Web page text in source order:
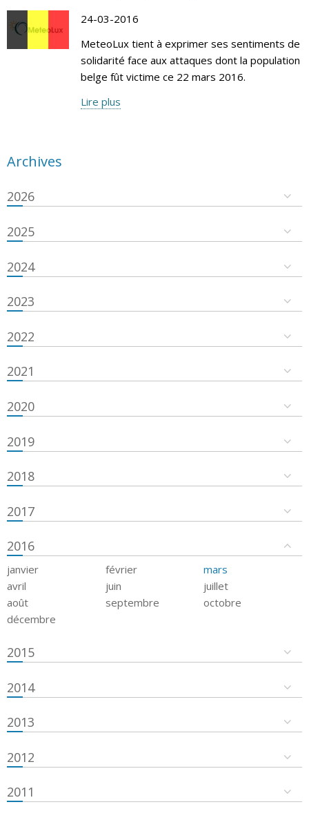
24-03-2016
MeteoLux tient à exprimer ses sentiments de
solidarité face aux attaques dont la population
belge fût victime ce 22 mars 2016.
Lire plus
Archives
2026
2025
2024
2023
2022
2021
2020
2019
2018
2017
2016
janvier février
mars
avril
juin
juillet
août
septembre
octobre
décembre
2015
2014
2013
2012
2011